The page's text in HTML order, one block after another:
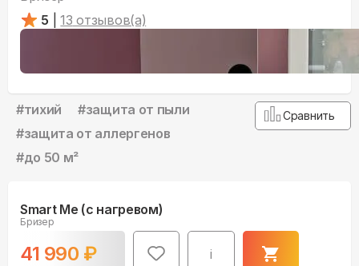
5
13 отзывов(а)
#тихий #защита от пыли
#защита от аллергенов
#до 50 м²
Сравнить
Smart Me (с нагревом)
Бризер
41 990 ₽ i